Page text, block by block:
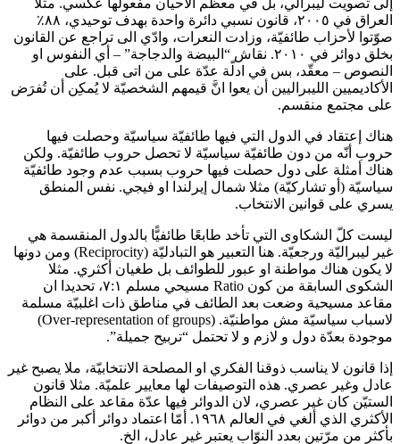
العراق في ٢٠٠٥، قانون نسبي دائرة واحدة بهدف توحيدي، ٨٨٪
صوّتوا لأحزاب طائفيّة، وزادت النعرات، وادّي الى تراجع عن القانون
بخلق دوائر في ٢٠١٠. نقاش “البيضة والدجاجة” – أي النفوس او
النصوص – معقّد، بس في ادلّة عدّة على من اتى قبل. على
الأكاديميين الليبراليين أن يعوا انَّ قيمهم الشخصيّة لا يُمكِن أن تُفرَض
على مجتمع منقسم.
هناك إعتقاد في الدول التي فيها طائفيّة سياسيّة وحصلت فيها
حروب أنّه من دون طائفيّة سياسيّة لا تحصل حروب طائفيّة. ولكن
هناك أمثلة على دول حصلت فيها حروب بسبب عدم وجود طائفيّة
سياسيّة (أو تشاركيّة) مثلا شمال إيرلندا او فيجي. نفس المنطق
يسري على قوانين الانتخاب.
ليست كلّ الشكاوى التي تأخد طابعًا طائفيًّا بالدول المنقسمة هي
غير ليبراليّة ورجعيّة. هنا التعبير هو التبادليّة (Reciprocity) ومن دونها
لا يكون هناك مواطنة او عبور للطوائف بل طغيان أكثري. مثلا
الشكوى السابقة من كون Ratio مسيحي مسلم ٧:١، تحديدا ان
مقاعد مسيحية وضعت بعد الطائف في مناطق ذات اغلبيّة مسلمة
لاسباب سياسيّة مش مواطنيّة. (Over-representation of groups)
موجودة بعدّة دول و لازم و لا تحتمل “تربيح جميلة”.
إذا قانون لا يناسب ذوقنا الفكري او المصلحة الانتخابيّة، ملا يصبح غير
عادل وغير عصري. هذه التوصيفات لها معايير علميّة. مثلا قانون
الستيّن كان غير عصري، لان الدوائر فيها عدّة مقاعد على النظام
الأكثري الذي ألغي في العالم ١٩٦٨. أمّا اعتماد دوائر أكبر من دوائر
بأكثر من مرّتين بعدد النوّاب يعتبر غير عادل، الخ.